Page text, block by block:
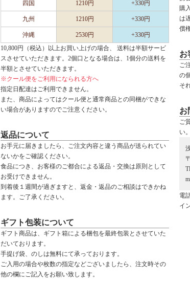
四国 1210円 +330円
九州 1210円 +330円
沖縄 2530円
+330円
10,800円（税込）以上お買い上げの場合、 送料は半額サービ
スさせていただきます。2個口となる場合は、1個分の送料を
半額とさせていただきます。
※クール便をご利用になられる方へ
指定日配達はご利用できません。
また、商品によってはクール便と通常商品との同梱ができな
い場合がありますのでご注意ください。
返品について
お手元に届きましたら、ご注文内容と違う商品が送られてい
ないかをご確認ください。
食品につき、お客様のご都合による返品・交換は原則として
お受けできません。
到着後１週間が過ぎますと、返金・返品のご相談はできかね
ます。ご了承ください。
ギフト包装について
ギフト商品は、ギフト箱による梱包を最終包装とさせていた
だいております。
手提げ袋、のしは無料にて承っております。
ご入用の場合や枚数の指定などございましたら、注文時その
他の欄にご記入をお願い致します。
購
は
償
お
ご
の
そ
お
ご
い。
電
イ